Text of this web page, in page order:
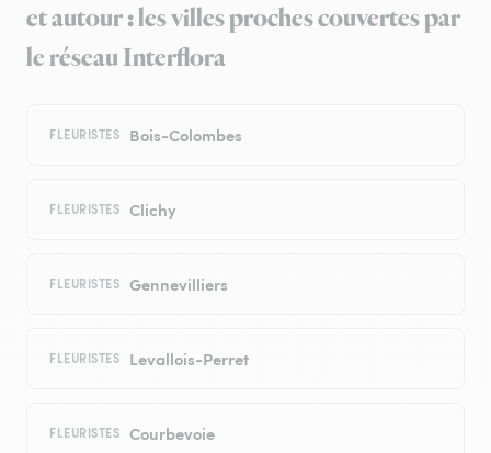
et autour : les villes proches couvertes par
le réseau Interflora
FLEURISTES Bois-Colombes
FLEURISTES Clichy
FLEURISTES Gennevilliers
FLEURISTES Levallois-Perret
FLEURISTES Courbevoie